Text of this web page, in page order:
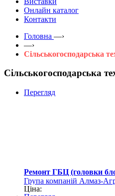
Онлайн каталог
Контакти
Головна —›
—›
Сільськогосподарська
Сільськогосподарська
Перегляд
Ремонт ГБЦ (головки
Група компаній Алмаз-
Ціна: